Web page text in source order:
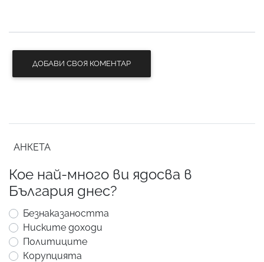
ДОБАВИ СВОЯ КОМЕНТАР
АНКЕТА
Кое най-много ви ядосва в
България днес?
Безнаказаността
Ниските доходи
Политиците
Корупцията